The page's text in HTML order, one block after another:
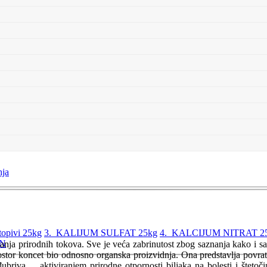
prirodnih tokova. Sve je veća zabrinutost zbog saznanja kako i
koncet bio odnosno organska proizvidnja. Ona predstavlja
25kg 3. KALIJUM SULFAT 25kg 4. KALCIJUM NITRAT